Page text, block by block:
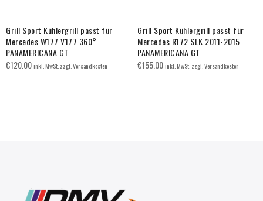
Grill Sport Kühlergrill passt für
Mercedes W177 V177 360°
PANAMERICANA GT
€120.00inkl. MwSt. zzgl. Versandkosten
Grill Sport Kühlergrill passt für
Mercedes R172 SLK 2011-2015
PANAMERICANA GT
€155.00inkl. MwSt. zzgl. Versandkosten